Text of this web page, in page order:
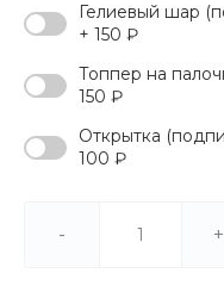
Гелиевый шар
+ 150 ₽
Топпер на
150 ₽
Открытка
100 ₽
- +